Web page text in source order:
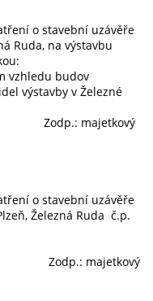
o stavební uzávěře
Ruda, na výstavbu
vzhledu budov
výstavby v Železné
o stavební uzávěře
Železná Ruda č.p.
majetkový